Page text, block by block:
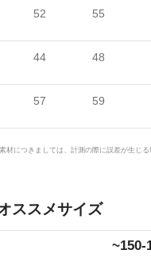
52 55
44 48
57 59
材につきましては、計測の際に誤差が生じる
ススメサイズ
~150-